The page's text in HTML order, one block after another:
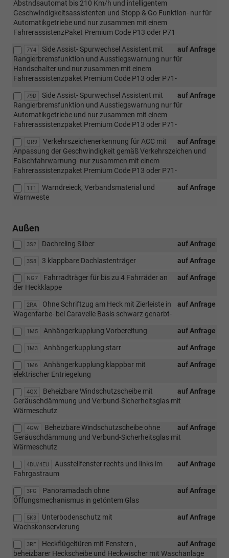
Abstndsautomat bis 210 Km/h und intelligentem
Geschwindigkeitsassistenten und Stopp & Go Funktion- nur für
Automatikgetriebe und nur zusammen mit einem
FahrerassistenzPaket Premium Code P13 oder P71
7Y4 auf Anfrage
Side Assist- Spurwechsel Assistent mit
Rangierbremsfunktion und Ausstiegswarnung nur für
Handschalter und nur zusammen mit einem
Fahrerassistenzpaket Premium Code P13 oder P71-
79D auf Anfrage
Side Assist- Spurwechsel Assistent mit
Rangierbremsfunktion und Ausstiegswarnung nur für
Automatikgetriebe und nur zusammen mit einem
Fahrerassistenzpaket Premium Code P13 oder P71-
QR9 auf Anfrage
Verkehrszeichenerkennung für ACC mit
Anpassung der Geschwindigkeit gemäß Verkehrszeichen und
Falschfahrwarnung- nur zusammen mit einem
Fahrerassistenzpaket Premium Code P13 oder P71-
1T1 auf Anfrage
Warndreieck, Verbandsmaterial und
Warnweste
Außen
3S2 auf Anfrage
Dachreling Silber
3S8 auf Anfrage
3 klappbare Dachlastenträger
NG7 auf Anfrage
Fahrradträger für bis zu 4 Fahrräder an
der Heckklappe
2RA auf Anfrage
Ohne Schriftzug am Heck mit Zierleiste in
Wagenfarbe- bei Caravelle Basis schwarz genarbt-
1M5 auf Anfrage
Anhängerkupplung Vorbereitung
1M3 auf Anfrage
Anhängerkupplung starr
1M6 auf Anfrage
Anhängerkupplung klappbar mit
elektrischer Entriegelung
4GX auf Anfrage
Beheizbare Windschutzscheibe mit
Geräuschdämmung und Verbund-Sicherheitsglas mit
Wärmeschutz
4GW auf Anfrage
Beheizbare Windschutzscheibe ohne
Geräuschdämmung und Verbund-Sicherheitsglas mit
Wärmeschutz
4DU/4EU auf Anfrage
Ausstellfenster rechts und links im
Fahrgastraum
3FG auf Anfrage
Panoramadach ohne
Öffungsmechanismus in getöntem Glas
5K3 auf Anfrage
Unterbodenschutz mit
Wachskonservierung
3RE auf Anfrage
Heckflügeltüren mit Fenstern ,
beheizbarer Heckscheibe und Heckwischer mit Waschanlage